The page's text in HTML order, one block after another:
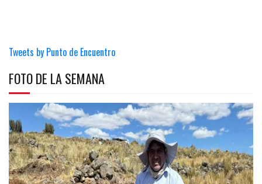
Tweets by Punto de Encuentro
FOTO DE LA SEMANA